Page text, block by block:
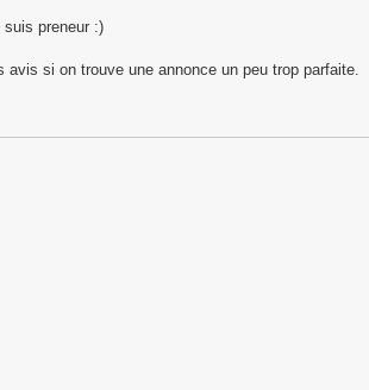
preneur :)
si on trouve une annonce un peu trop parfaite.